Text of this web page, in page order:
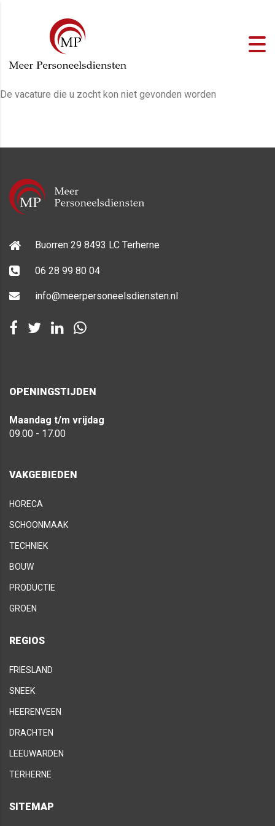
De vacature die u zocht kon niet gevonden worden
Buorren 29 8493 LC Terherne
06 28 99 80 04
info@meerpersoneelsdiensten.nl
OPENINGSTIJDEN
Maandag t/m vrijdag
09.00 - 17.00
VAKGEBIEDEN
HORECA
SCHOONMAAK
TECHNIEK
BOUW
PRODUCTIE
GROEN
REGIOS
FRIESLAND
SNEEK
HEERENVEEN
DRACHTEN
LEEUWARDEN
TERHERNE
SITEMAP